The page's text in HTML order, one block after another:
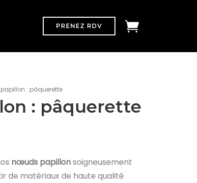
PRENEZ RDV
: pâquerette
: pâquerette
nœuds papillonsoigneusement
de matériaux de haute qualité